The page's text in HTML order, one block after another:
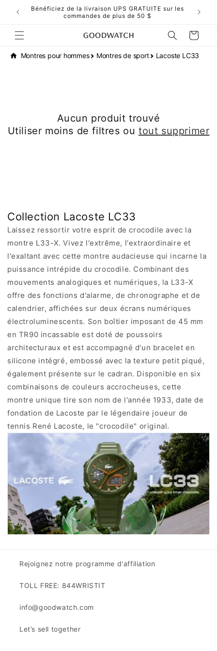
passer
du
Bénéficiez de la livraison UPS GRATUITE sur les
commandes de plus de 50 $
Panier
Montres pour hommes Montres de sport Lacoste LC33
Aucun produit trouvé
Utiliser moins de filtres ou tout supprimer
Collection Lacoste LC33
Laissez ressortir votre esprit de crocodile avec la
montre L33-X. Vivez l'extrême, l'extraordinaire et
l'exaltant avec cette montre audacieuse qui incarne la
puissance intrépide du crocodile. Combinant des
mouvements analogiques et numériques, la L33-X
offre des fonctions d'alarme, de chronographe et de
calendrier, affichées sur deux écrans numériques
électroluminescents. Son boîtier imposant de 45 mm
en TR90 incassable est doté de poussoirs
architecturaux et est accompagné d'un bracelet en
silicone intégré, embossé avec la texture petit piqué,
également présente sur le cadran. Disponible en six
combinaisons de couleurs accrocheuses, cette
montre unique tire son nom de l'année 1933, date de
fondation de Lacoste par le légendaire joueur de
tennis René Lacoste, le "crocodile" original.
Rejoignez notre programme d'affiliation
TOLL FREE: 844WRISTIT
info@goodwatch.com
Let’s sell together